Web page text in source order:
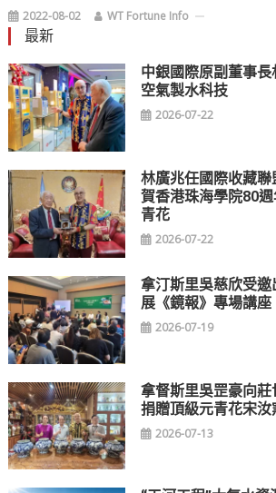
2022-08-02 WT Fortune Info
最新
中銀國際原副董事
空氣製水科技
2026-07-22
林廣兆任國際收藏聯
賀香港珠海學院80
青花
2026-07-22
拿汀斯里吳慈欣受邀
展《鏡報》專場講座
2026-07-19
拿督斯里吳罡豪向莊
捐贈頂級元青花宋汝
2026-07-13